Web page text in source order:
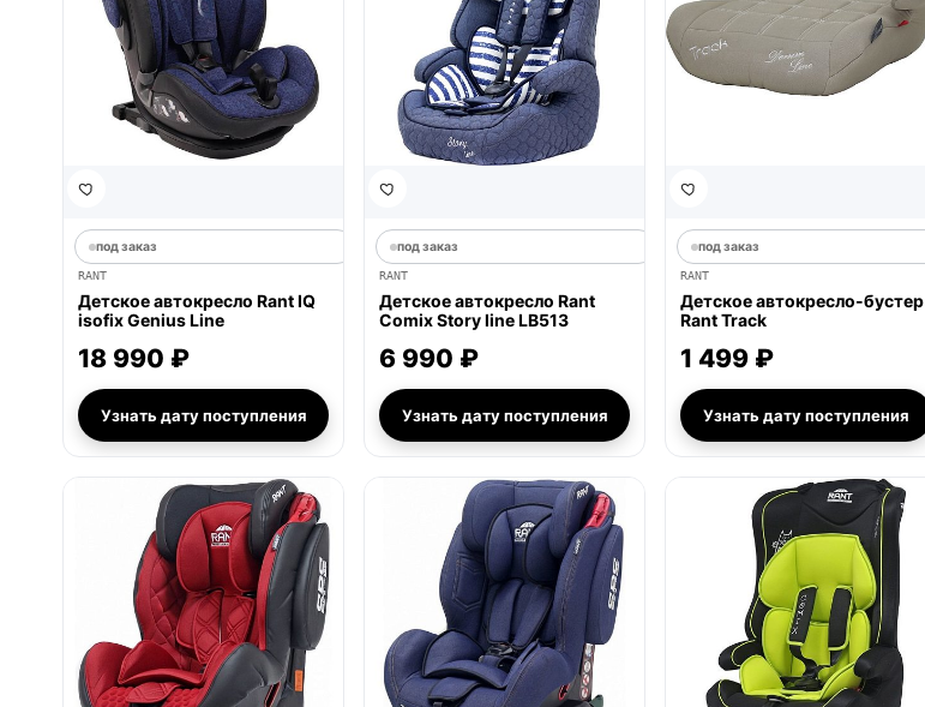
под заказ
RANT
Детское автокресло Rant IQ
isofix Genius Line
18 990 ₽
Узнать дату поступления
под заказ
RANT
Детское автокресло Rant
Comix Story line LB513
6 990 ₽
Узнать дату поступления
под заказ
RANT
Детское автокресло-бустер
Rant Track
1 499 ₽
Узнать дату поступления